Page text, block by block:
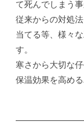
て死んでしまう事
従来からの対処
当てる等、様々
す。
寒さから大切な
保温効果を高め